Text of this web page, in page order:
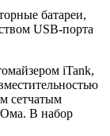
батареи,
USB-порта
iTank,
сетчатым
В набор